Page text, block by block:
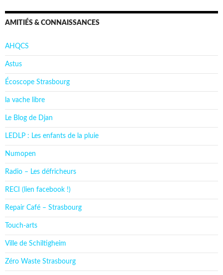
AMITIÉS & CONNAISSANCES
AHQCS
Astus
Écoscope Strasbourg
la vache libre
Le Blog de Djan
LEDLP : Les enfants de la pluie
Numopen
Radio – Les défricheurs
RECI (lien facebook !)
Repair Café – Strasbourg
Touch-arts
Ville de Schiltigheim
Zéro Waste Strasbourg